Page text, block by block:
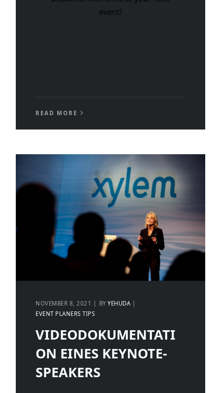
event!
READ MORE
NOVEMBER 8, 2021 BYYEHUDA
EVENT PLANERS TIPS
VIDEODOKUMENTATI
ON EINES KEYNOTE-
SPEAKERS